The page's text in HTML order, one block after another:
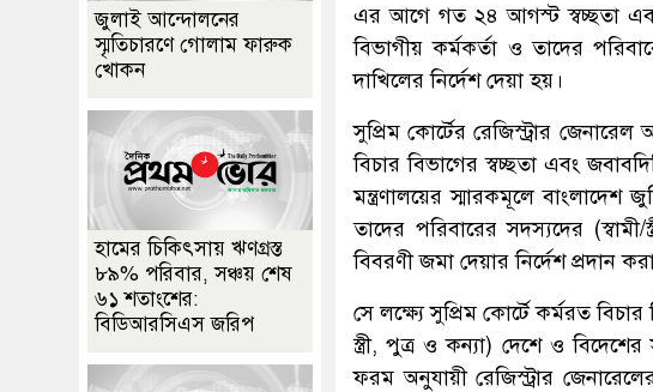
এর আগে গত ২৪ আগস্ট স্বচ্ছতা এবং
বিভাগীয় কর্মকর্তা ও তাদের
দাখিলের নির্দেশ দেয়া হয়।
সুপ্রিম কোর্টের রেজিস্ট্রার
বিচার বিভাগের স্বচ্ছতা এবং
মন্ত্রণালয়ের স্মারকমূলে বাংলাদেশ
তাদের পরিবারের সদস্যদের
বিবরণী জমা দেয়ার নির্দেশ প্রদান
সে লক্ষ্যে সুপ্রিম কোর্টে কর্মরত
স্ত্রী, পুত্র ও কন্যা) দেশে ও
ফরম অনুযায়ী রেজিস্ট্রার
জুলাই আন্দোলনের
স্মৃতিচারণে গোলাম ফারুক
খোকন
হামের চিকিৎসায় ঋণগ্রস্ত
৮৯% পরিবার, সঞ্চয় শেষ
৬১ শতাংশের:
বিডিআরসিএস জরিপ